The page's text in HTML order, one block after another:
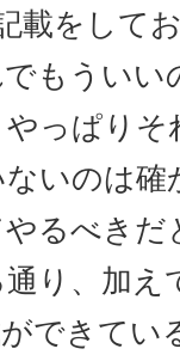
載をして
もういい
っぱりそ
いのは
るべきだ
り、加え
できてい